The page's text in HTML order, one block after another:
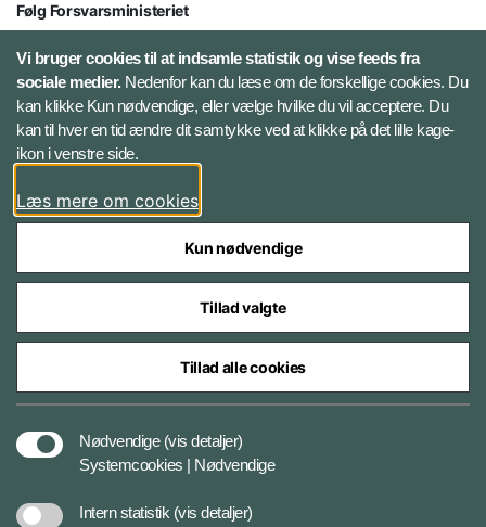
Følg Forsvarsministeriet
X
LinkedIn
Instagram
Styrelser og myndigheder under Forsvarsministeriet
Vi bruger cookies til at indsamle statistik og vise feeds fra
sociale medier.Nedenfor kan du læse om de forskellige cookies. Du
kan klikke Kun nødvendige, eller vælge hvilke du vil acceptere. Du
kan til hver en tid ændre dit samtykke ved at klikke på det lille kage-
ikon i venstre side.
Læs mere om cookies
Kun nødvendige
Tillad valgte
Tillad alle cookies
Nødvendige (vis detaljer)
Systemcookies | Nødvendige
Intern statistik (vis detaljer)